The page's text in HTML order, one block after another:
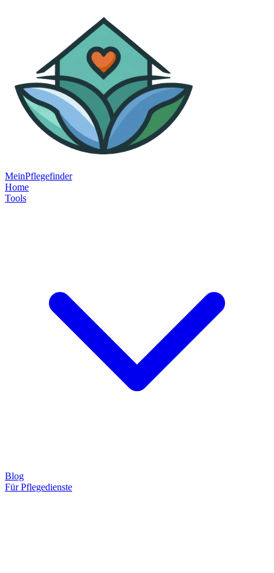
MeinPflegefinder
Home
Tools
Blog
Für Pflegedienste